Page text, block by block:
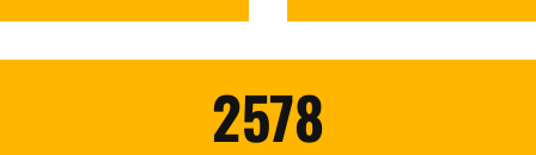
2578